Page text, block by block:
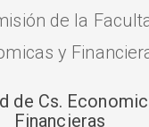
de la
y
de Cs.
Financieras